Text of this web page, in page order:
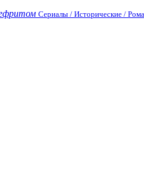
Сериалы / Исторические /